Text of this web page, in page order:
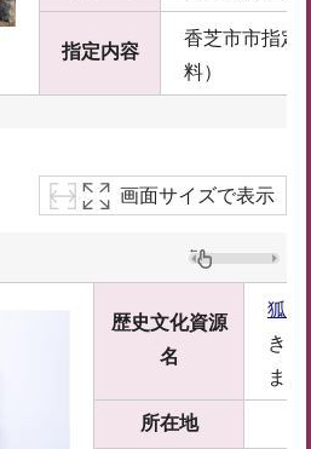
指定内容
香芝市市指定
料）
画面サイズで表示
歴史文化資源
名
狐井
き
ま
所在地